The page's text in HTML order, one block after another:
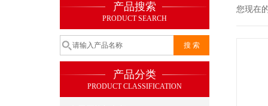
产品搜索
PRODUCT SEARCH
产品分类
PRODUCT CLASSIFICATION
您现在